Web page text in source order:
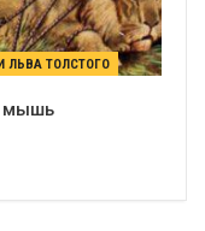
ЛЬВА ТОЛСТОГО
мышь